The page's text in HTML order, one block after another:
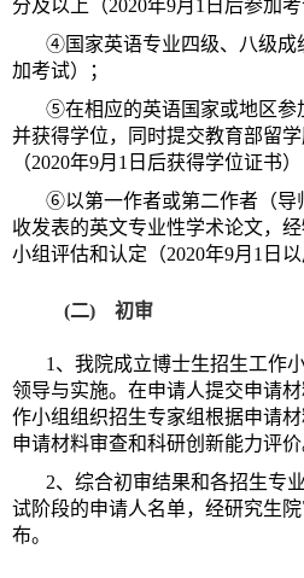
分及以上（2020年9月1日后参加考
④国家英语专业四级、八级成
加考试）；
⑤在相应的英语国家或地区参
并获得学位，同时提交教育部留
（2020年9月1日后获得学位证书）
⑥以第一作者或第二作者（导
收发表的英文专业性学术论文，
小组评估和认定（2020年9月1日以
(二) 初审
1、我院成立博士生招生工作
领导与实施。在申请人提交申请
作小组组织招生专家组根据申请材
申请材料审查和科研创新能力评价
2、综合初审结果和各招生专
试阶段的申请人名单，经研究生
布。